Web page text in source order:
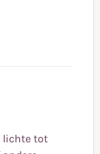
lichte tot